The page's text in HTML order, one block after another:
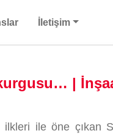
İletişim
|
ile öne çıkan